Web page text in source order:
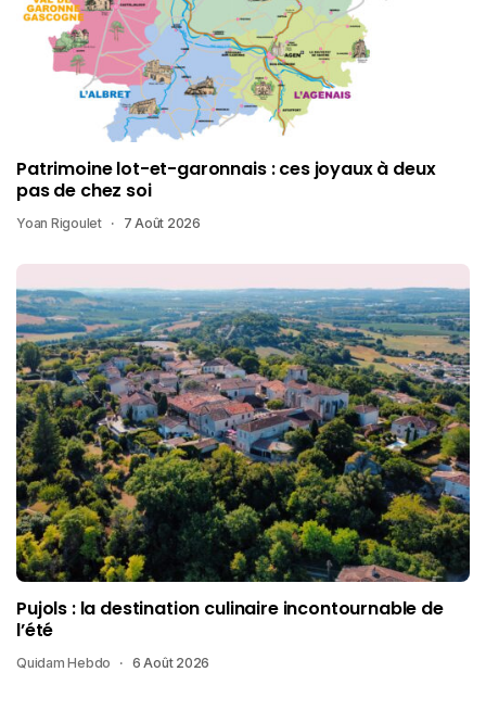
Patrimoine lot-et-garonnais : ces joyaux à deux
pas de chez soi
Yoan Rigoulet 7 Août 2026
Pujols : la destination culinaire incontournable de
l’été
Quidam Hebdo 6 Août 2026